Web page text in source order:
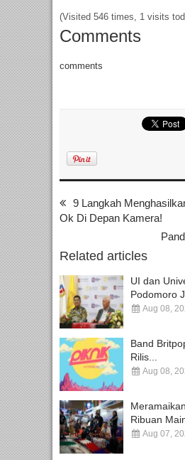
(Visited 546 times, 1 visits
Comments
comments
9 Langkah
Ok Di Depan Kamera!
Related articles
UI dan
Podomoro
Aug 08,
Band
Rilis...
Aug 08,
Ribuan
Aug 07,